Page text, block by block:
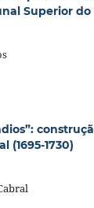
Superior do
1730)